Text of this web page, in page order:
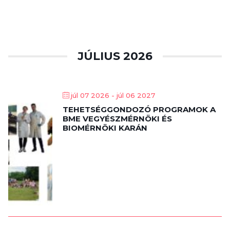
JÚLIUS 2026
júl 07 2026 - júl 06 2027
TEHETSÉGGONDOZÓ PROGRAMOK A
BME VEGYÉSZMÉRNÖKI ÉS
BIOMÉRNÖKI KARÁN